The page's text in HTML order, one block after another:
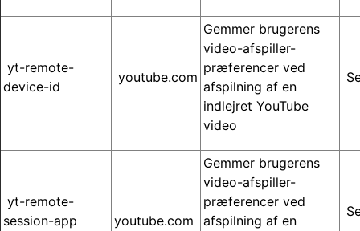
yt-remote-
device-id
youtube.com
Gemmer brugerens
video-afspiller-
præferencer ved
afspilning af en
indlejret YouTube
video
yt-remote-
session-app
youtube.com
Gemmer brugerens
video-afspiller-
præferencer ved
afspilning af en